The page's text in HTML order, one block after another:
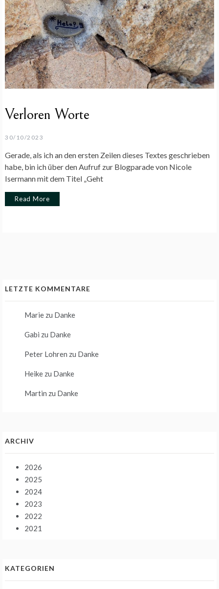
Verloren Worte
30/10/2023
Gerade, als ich an den ersten Zeilen dieses Textes geschrieben
habe, bin ich über den Aufruf zur Blogparade von Nicole
Isermann mit dem Titel „Geht
Read More
LETZTE KOMMENTARE
Marie zu Danke
Gabi zu Danke
Peter Lohren zu Danke
Heike zu Danke
Martin zu Danke
ARCHIV
2026
2025
2024
2023
2022
2021
KATEGORIEN